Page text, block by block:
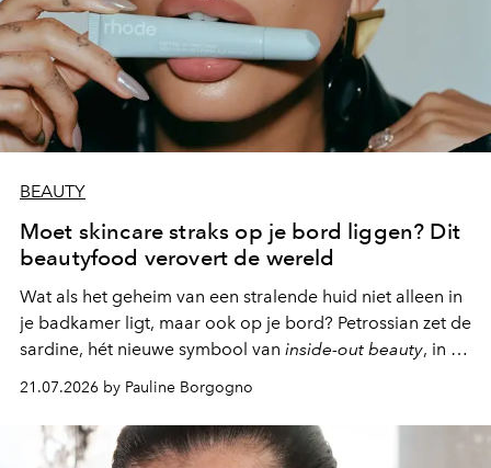
BEAUTY
Moet skincare straks op je bord liggen? Dit
beautyfood verovert de wereld
Wat als het geheim van een stralende huid niet alleen in
je badkamer ligt, maar ook op je bord? Petrossian zet de
sardine, hét nieuwe symbool van inside-out beauty, in de
kijker met twee gastronomische creaties.
21.07.2026 by Pauline Borgogno